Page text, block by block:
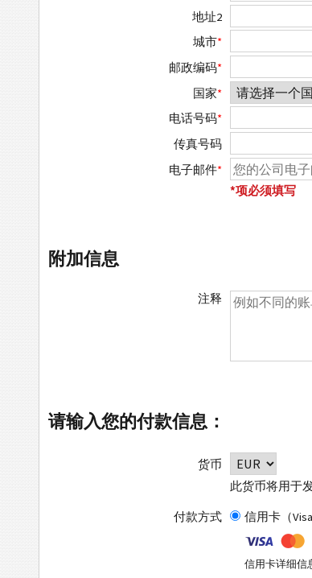
地址2
城市*
邮政编码*
国家*
电话号码*
传真号码
电子邮件*
*项必须填写
附加信息
注释
请输入您的付款信息：
货币
此货币将用于
付款方式 信用卡（
信用卡详细信